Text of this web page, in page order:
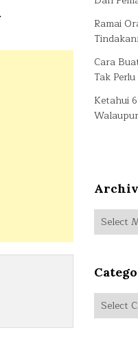
Ramai
Cara
Tak
Ketahui
Archives
Categories